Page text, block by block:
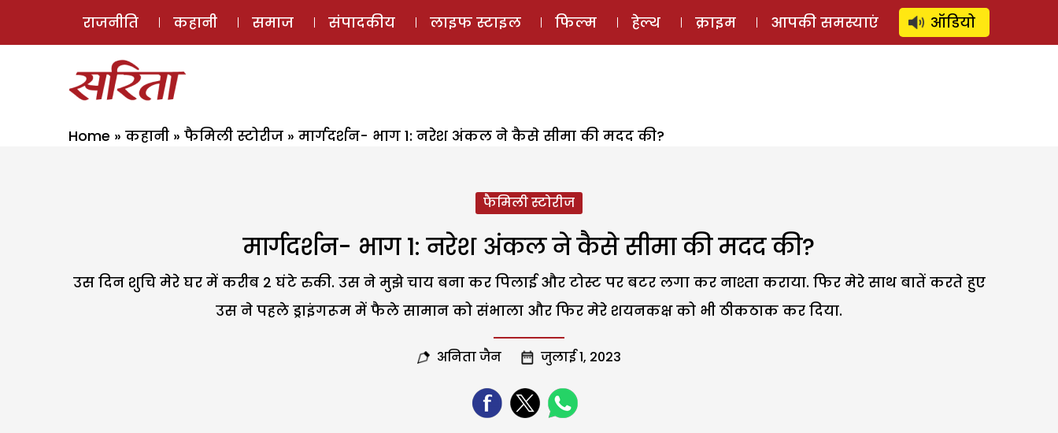
ई-मैगज़ीन ऑडियो स्टोरी लॉग इन ⚲ SUBSCRIBE
राजनीति कहानी समाज संपादकीय लाइफ स्टाइल फिल्म हेल्थ क्राइम आपकी समस्याएं ऑडियो
Home » कहानी » फैमिली स्टोरीज » मार्गदर्शन- भाग 1: नरेश अंकल ने कैसे सीमा की मदद की?
फैमिली स्टोरीज
मार्गदर्शन- भाग 1: नरेश अंकल ने कैसे सीमा की मदद की?
उस दिन शुचि मेरे घर में करीब 2 घंटे रुकी. उस ने मुझे चाय बना कर पिलाई और टोस्ट पर बटर लगा कर नाश्ता कराया. फिर मेरे साथ बातें करते हुए
उस ने पहले ड्राइंगरूम में फैले सामान को संभाला और फिर मेरे शयनकक्ष को भी ठीकठाक कर दिया.
अनिता जैन जुलाई 1, 2023